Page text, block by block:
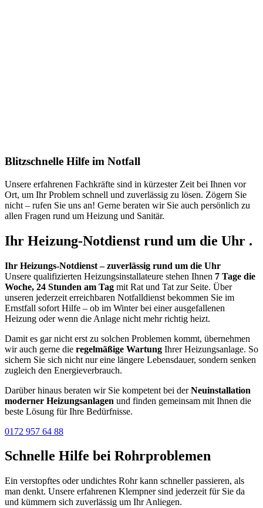
Blitzschnelle Hilfe im Notfall
Unsere erfahrenen Fachkräfte sind in kürzester Zeit bei Ihnen vor
Ort, um Ihr Problem schnell und zuverlässig zu lösen. Zögern Sie
nicht – rufen Sie uns an! Gerne beraten wir Sie auch persönlich zu
allen Fragen rund um Heizung und Sanitär.
Ihr Heizung-Notdienst rund um die Uhr .
Ihr Heizungs-Notdienst – zuverlässig rund um die Uhr
Unsere qualifizierten Heizungsinstallateure stehen Ihnen 7 Tage die
Woche, 24 Stunden am Tag mit Rat und Tat zur Seite. Über
unseren jederzeit erreichbaren Notfalldienst bekommen Sie im
Ernstfall sofort Hilfe – ob im Winter bei einer ausgefallenen
Heizung oder wenn die Anlage nicht mehr richtig heizt.
Damit es gar nicht erst zu solchen Problemen kommt, übernehmen
wir auch gerne die regelmäßige Wartung Ihrer Heizungsanlage. So
sichern Sie sich nicht nur eine längere Lebensdauer, sondern senken
zugleich den Energieverbrauch.
Darüber hinaus beraten wir Sie kompetent bei derNeuinstallation
moderner Heizungsanlagen und finden gemeinsam mit Ihnen die
beste Lösung für Ihre Bedürfnisse.
0172 957 64 88
Schnelle Hilfe bei Rohrproblemen
Ein verstopftes oder undichtes Rohr kann schneller passieren, als
man denkt. Unsere erfahrenen Klempner sind jederzeit für Sie da
und kümmern sich zuverlässig um Ihr Anliegen.